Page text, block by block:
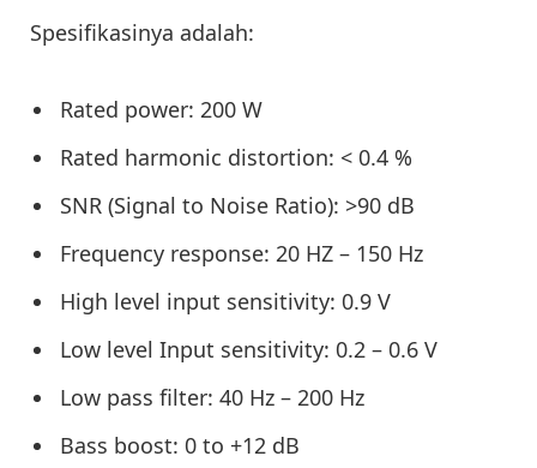
Spesifikasinya adalah:
Rated power: 200 W
Rated harmonic distortion: < 0.4 %
SNR (Signal to Noise Ratio): >90 dB
Frequency response: 20 HZ – 150 Hz
High level input sensitivity: 0.9 V
Low level Input sensitivity: 0.2 – 0.6 V
Low pass filter: 40 Hz – 200 Hz
Bass boost: 0 to +12 dB